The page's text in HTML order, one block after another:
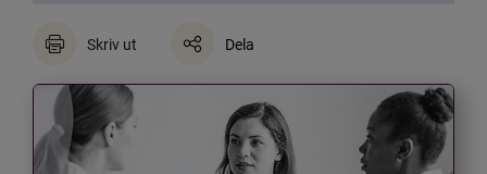
Skriv ut Dela